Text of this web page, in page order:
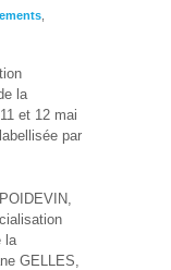
la
et 12 mai
par
la
GELLES,